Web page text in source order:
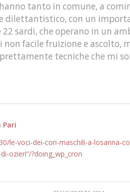
tanto in comune, a
dilettantistico, con un
sardi, che operano in un
non facile fruizione e ascolto,
tecniche che mi
Pari
le-voci-dei-cori-maschili-a-losanna-
ozieri”/?doing_wp_cron